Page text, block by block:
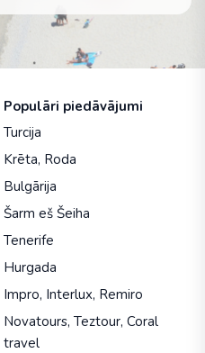
Populāri piedāvājumi
Turcija
Krēta, Roda
Bulgārija
Šarm eš Šeiha
Tenerife
Hurgada
Impro, Interlux, Remiro
Novatours, Teztour, Coral
travel